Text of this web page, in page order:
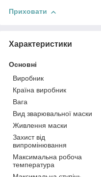
Приховати
Характеристики
Основні
Виробник
Країна виробник
Вага
Вид зварювальної маски
Живлення маски
Захист від
випромінювання
Максимальна робоча
температура